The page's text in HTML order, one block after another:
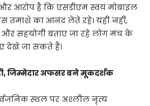
और आरोप है कि एसडीएम स्वयं मोबाइल
तमाशे का आनंद लेते रहे। यही नहीं,
सहयोगी बताए जा रहे लोग मंच के
देखे जा सकते हैं।
जिम्मेदार अफसर बने मूकदर्शक
स्थल पर अश्लील नृत्य